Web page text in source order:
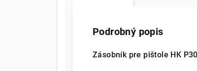
Podrobný popis
Zásobník pre pištole HK